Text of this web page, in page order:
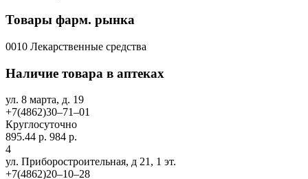
Товары фарм. рынка
0010 Лекарственные средства
Наличие товара в аптеках
ул. 8 марта, д. 19
+7(4862)30‒71‒01
Круглосуточно
895.44 р. 984 р.
4
ул. Приборостроительная, д 21, 1 эт.
+7(4862)20‒10‒28